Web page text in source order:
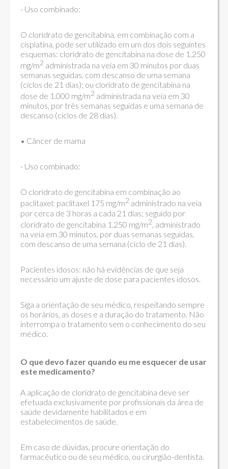
- Uso combinado:
O cloridrato de gencitabina, em combinação com a
cisplatina, pode ser utilizado em um dos dois seguintes
esquemas: cloridrato de gencitabina na dose de 1.250
mg/m2 administrada na veia em 30 minutos por duas
semanas seguidas, com descanso de uma semana
(ciclos de 21 dias); ou cloridrato de gencitabina na
dose de 1.000 mg/m2 administrada na veia em 30
minutos, por três semanas seguidas e uma semana de
descanso (ciclos de 28 dias).
• Câncer de mama
- Uso combinado:
O cloridrato de gencitabina em combinação ao
paclitaxel: paclitaxel 175 mg/m2 administrado na veia
por cerca de 3 horas a cada 21 dias; seguido por
cloridrato de gencitabina 1.250 mg/m2, administrado
na veia em 30 minutos, por duas semanas seguidas,
com descanso de uma semana (ciclo de 21 dias).
Pacientes idosos: não há evidências de que seja
necessário um ajuste de dose para pacientes idosos.
Siga a orientação de seu médico, respeitando sempre
os horários, as doses e a duração do tratamento. Não
interrompa o tratamento sem o conhecimento do seu
médico.
O que devo fazer quando eu me esquecer de usar
este medicamento?
A aplicação de cloridrato de gencitabina deve ser
efetuada exclusivamente por profissionais da área de
saúde devidamente habilitados e em
estabelecimentos de saúde.
Em caso de dúvidas, procure orientação do
farmacêutico ou de seu médico, ou cirurgião-dentista.